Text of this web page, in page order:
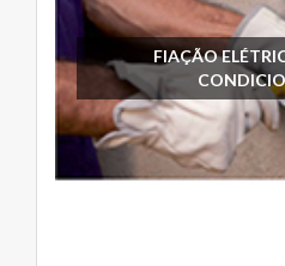
FIAÇÃO